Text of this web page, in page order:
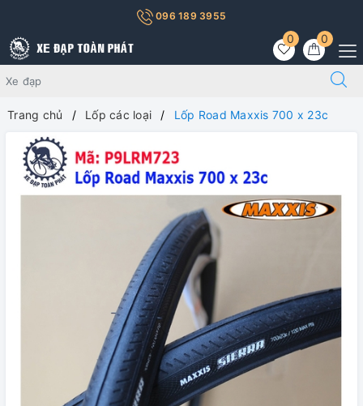
096 189 3955
0
0
Trang chủ Lốp các loại Lốp Road Maxxis 700 x 23c